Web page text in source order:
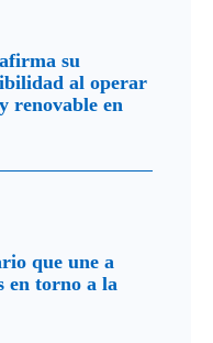
su
al operar
renovable en
que une a
en torno a la